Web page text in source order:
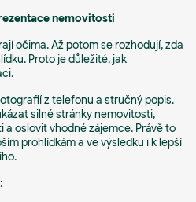
nemovitosti
očima. Až potom se rozhodují, zda
Proto je důležité, jak
z telefonu a stručný popis.
silné stránky nemovitosti,
oslovit vhodné zájemce. Právě to
prohlídkám a ve výsledku i k lepší